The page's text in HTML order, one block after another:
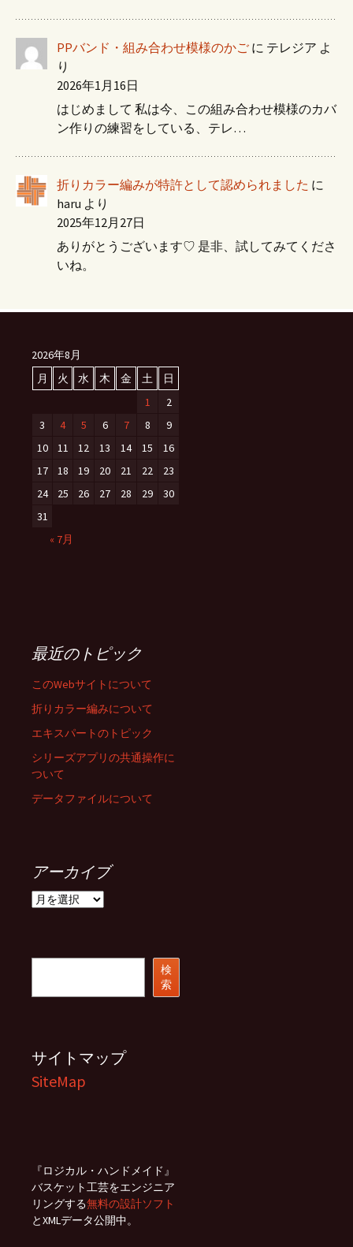
PPバンド・組み合わせ模様のかご に テレジア よ
り
2026年1月16日
はじめまして 私は今、この組み合わせ模様のカバ
ン作りの練習をしている、テレ…
折りカラー編みが特許として認められました に
haru より
2025年12月27日
ありがとうございます♡ 是非、試してみてくださ
いね。
2026年8月
月
火 水 木 金 土
日
1
2
3
4 5 6 7 8
9
10
11 12 13 14 15
16
17
18 19 20 21 22
23
24
25 26 27 28 29
30
31
« 7月
最近のトピック
このWebサイトについて
折りカラー編みについて
エキスパートのトピック
シリーズアプリの共通操作に
ついて
データファイルについて
アーカイブ
ア
検
索
サイトマップ
SiteMap
『ロジカル・ハンドメイド』
バスケット工芸をエンジニア
リングする無料の設計ソフト
とXMLデータ公開中。